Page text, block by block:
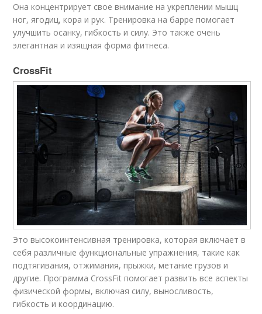
Она концентрирует свое внимание на укреплении мышц
ног, ягодиц, кора и рук. Тренировка на барре помогает
улучшить осанку, гибкость и силу. Это также очень
элегантная и изящная форма фитнеса.
CrossFit
Это высокоинтенсивная тренировка, которая включает в
себя различные функциональные упражнения, такие как
подтягивания, отжимания, прыжки, метание грузов и
другие. Программа CrossFit помогает развить все аспекты
физической формы, включая силу, выносливость,
гибкость и координацию.